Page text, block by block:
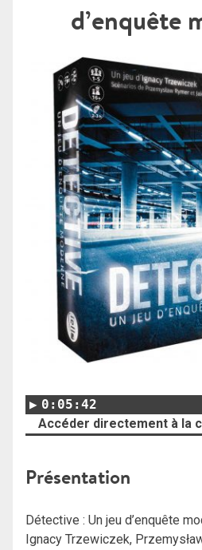
d’enquête
0:05:42
Accéder directement à la
Présentation
Détective : Un jeu d’enquête
Ignacy Trzewiczek,